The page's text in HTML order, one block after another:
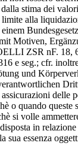
stima dei
limite alla
Motiven,
ZSR nF. 18,
e seg.; cfr.
und
delle
o quando queste
si volle
in
sua essenza